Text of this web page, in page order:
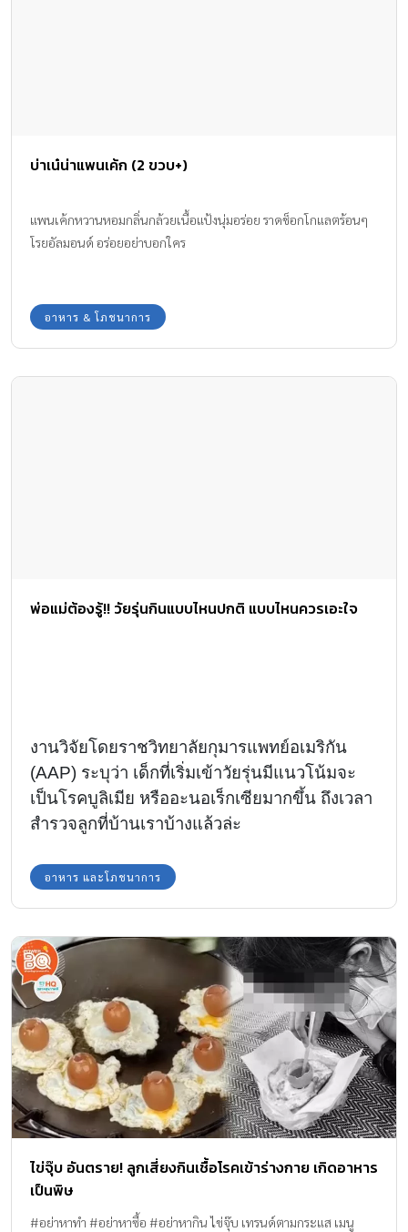
บ่าเน๋น่าแพนเค้ก (2 ขวบ+)
แพนเค้กหวานหอมกลิ่นกล้วยเนื้อแป้งนุ่มอร่อย ราดช็อกโกแลตร้อนๆ
โรยอัลมอนด์ อร่อยอย่าบอกใคร
อาหาร & โภชนาการ
พ่อแม่ต้องรู้!! วัยรุ่นกินแบบไหนปกติ แบบไหนควรเอะใจ
งานวิจัยโดยราชวิทยาลัยกุมารแพทย์อเมริกัน
(AAP) ระบุว่า เด็กที่เริ่มเข้าวัยรุ่นมีแนวโน้มจะ
เป็นโรคบูลิเมีย หรืออะนอเร็กเซียมากขึ้น ถึงเวลา
สำรวจลูกที่บ้านเราบ้างแล้วล่ะ
อาหาร และโภชนาการ
ไข่จุ๊บ อันตราย! ลูกเสี่ยงกินเชื้อโรคเข้าร่างกาย เกิดอาหาร
เป็นพิษ
#อย่าหาทำ #อย่าหาซื้อ #อย่าหากิน ไข่จุ๊บ เทรนด์ตามกระแส เมนู